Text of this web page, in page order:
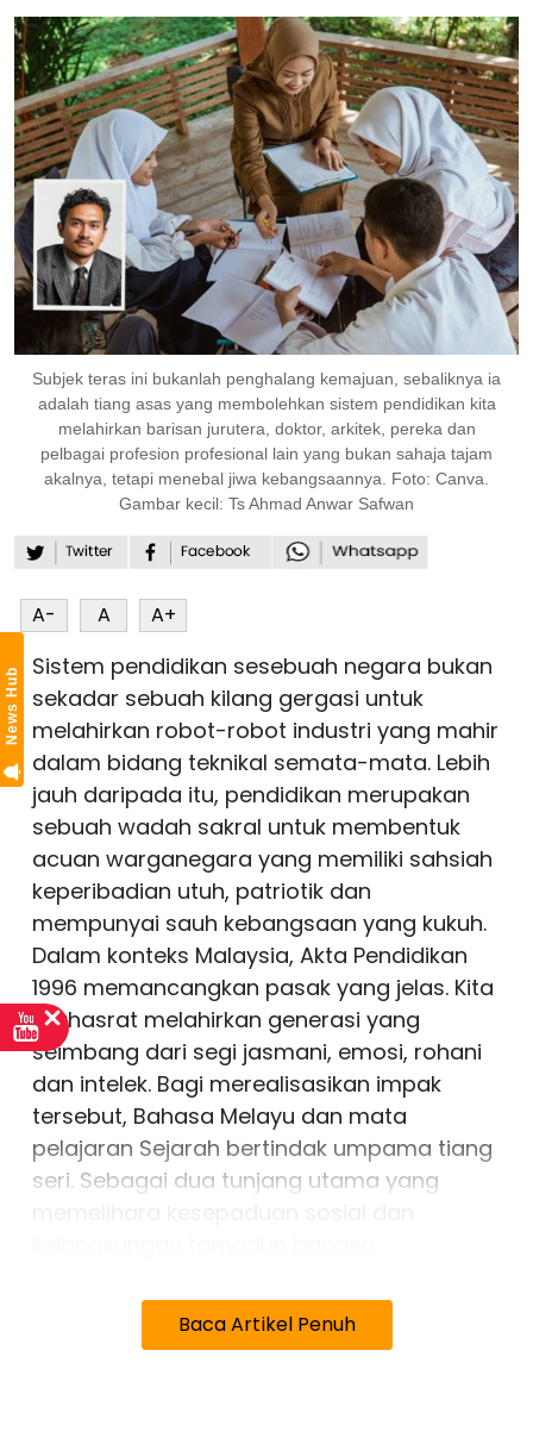
Subjek teras ini bukanlah penghalang kemajuan, sebaliknya ia
adalah tiang asas yang membolehkan sistem pendidikan kita
melahirkan barisan jurutera, doktor, arkitek, pereka dan
pelbagai profesion profesional lain yang bukan sahaja tajam
akalnya, tetapi menebal jiwa kebangsaannya. Foto: Canva.
Gambar kecil: Ts Ahmad Anwar Safwan
A- A A+
Sistem pendidikan sesebuah negara bukan
sekadar sebuah kilang gergasi untuk
melahirkan robot-robot industri yang mahir
dalam bidang teknikal semata-mata. Lebih
jauh daripada itu, pendidikan merupakan
sebuah wadah sakral untuk membentuk
acuan warganegara yang memiliki sahsiah
keperibadian utuh, patriotik dan
mempunyai sauh kebangsaan yang kukuh.
Dalam konteks Malaysia, Akta Pendidikan
1996 memancangkan pasak yang jelas. Kita
berhasrat melahirkan generasi yang
seimbang dari segi jasmani, emosi, rohani
dan intelek. Bagi merealisasikan impak
tersebut, Bahasa Melayu dan mata
pelajaran Sejarah bertindak umpama tiang
seri. Sebagai dua tunjang utama yang
Umpama membina sebuah rumah
tradisional Melayu, tiang seri adalah paksi
yang menampung keseluruhan struktur
Baca Artikel Penuh
News Hub